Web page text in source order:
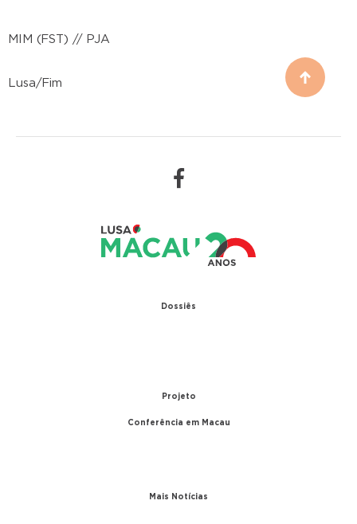
MIM (FST) // PJA
Lusa/Fim
Dossiês
Projeto
Conferência em Macau
Mais Notícias